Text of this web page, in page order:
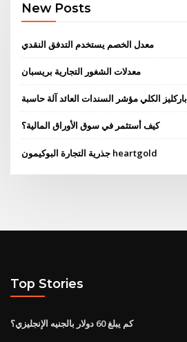
New Posts
معدل الخصم يستخدم التدفق النقدي
معدلات الشغور التجارية بريسبان
باركليز الكلي مؤشر السندات العائد آلة حاسبة
كيف أستثمر في سوق الأوراق المالية؟
جذرية التجارة البوكيمون heartgold
Top Stories
كم يبلغ 60 دولار بالجنيه الإنجليزي؟